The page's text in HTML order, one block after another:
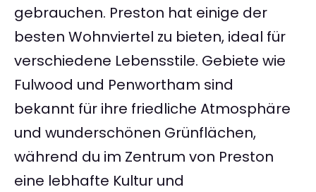
gebrauchen. Preston hat einige der
besten Wohnviertel zu bieten, ideal für
verschiedene Lebensstile. Gebiete wie
Fulwood und Penwortham sind
bekannt für ihre friedliche Atmosphäre
und wunderschönen Grünflächen,
während du im Zentrum von Preston
eine lebhafte Kultur und